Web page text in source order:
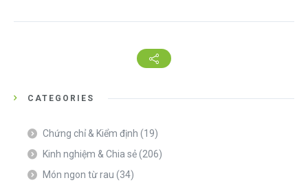
CATEGORIES
Chứng chỉ & Kiểm định (19)
Kinh nghiệm & Chia sẻ(206)
Món ngon từ rau (34)